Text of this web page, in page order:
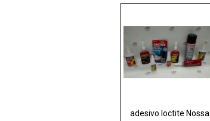
adesivo loctite Nossa